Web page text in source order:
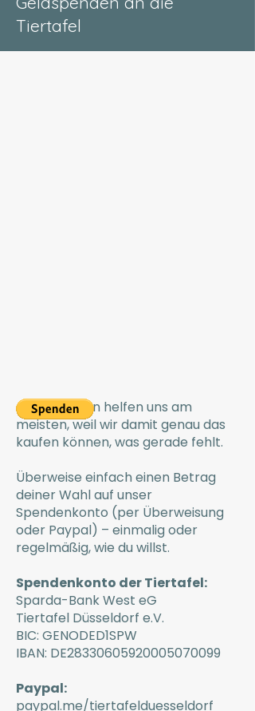
Tiertafel
Geldspenden helfen uns am
meisten, weil wir damit genau das
kaufen können, was gerade fehlt.
Überweise einfach einen Betrag
deiner Wahl auf unser
Spendenkonto (per Überweisung
oder Paypal) – einmalig oder
regelmäßig, wie du willst.
Spendenkonto der Tiertafel:
Sparda-Bank West eG
Tiertafel Düsseldorf e.V.
BIC: GENODED1SPW
IBAN: DE28330605920005070099
Paypal:
paypal.me/tiertafelduesseldorf